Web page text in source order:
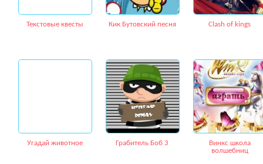
Текстовые квесты Кик Бутовский песня Сlash of kings
Угадай животное Грабитель Боб 3
Винкс школа
волшебниц